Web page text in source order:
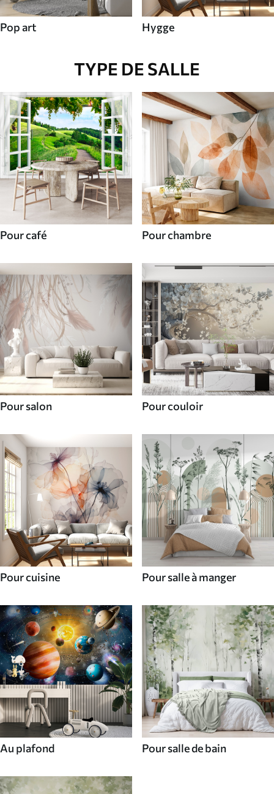
Pop art Hygge
TYPE DE SALLE
Pour café Pour chambre
Pour salon Pour couloir
Pour cuisine Pour salle à manger
Au plafond Pour salle de bain